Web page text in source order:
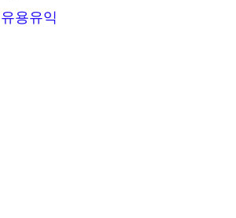
유용유익